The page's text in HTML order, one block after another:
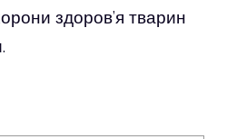
здоров’я тварин